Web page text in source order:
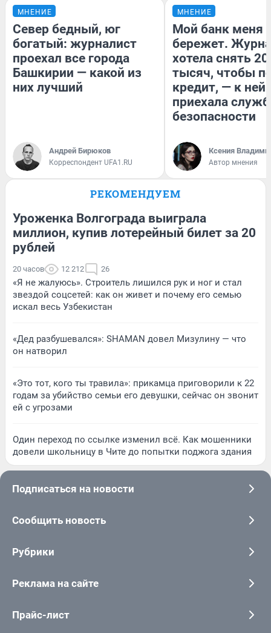
МНЕНИЕ
Север бедный, юг
богатый: журналист
проехал все города
Башкирии — какой из
них лучший
Андрей Бирюков
Корреспондент UFA1.RU
МНЕНИЕ
Мой банк меня
бережет.
хотела снять
тысяч, чтобы
кредит, — к
приехала
безопасности
Ксения
Автор мнения
РЕКОМЕНДУЕМ
Уроженка Волгограда выиграла
миллион, купив лотерейный билет за 20
рублей
20 часов 12 212 26
«Я не жалуюсь». Строитель лишился рук и ног и стал
звездой соцсетей: как он живет и почему его семью
искал весь Узбекистан
«Дед разбушевался»: SHAMAN довел Мизулину — что
он натворил
«Это тот, кого ты травила»: прикамца приговорили к 22
годам за убийство семьи его девушки, сейчас он звонит
ей с угрозами
Один переход по ссылке изменил всё. Как мошенники
довели школьницу в Чите до попытки поджога здания
Подписаться на новости
Сообщить новость
Рубрики
Реклама на сайте
Прайс-лист